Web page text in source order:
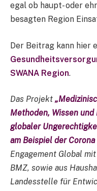
egal ob haupt- oder
besagten Region
Der Beitrag kann hier
SWANA Region.
Das Projekt
Methoden, Wissen
globaler
am Beispiel der Corona
Engagement Global
BMZ, sowie aus
Landesstelle für